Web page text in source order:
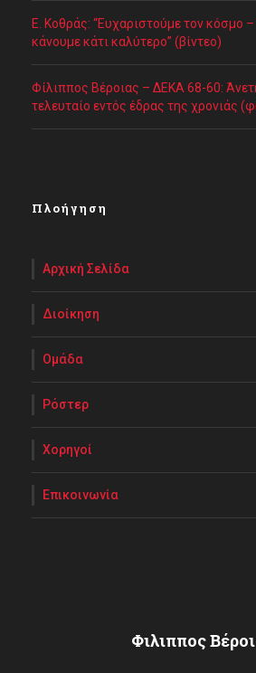
Ε. Κοθράς: “Ευχαριστούμε τον κόσμο
κάνουμε κάτι καλύτερο” (βίντεο)
Φίλιππος Βέροιας – ΔΕΚΑ 68-60:
τελευταίο εντός έδρας της χρονιάς
Πλοήγηση
Αρχική Σελίδα
Διοίκηση
Ομάδα
Ρόστερ
Χορηγοί
Επικοινωνία
Φιλιππος